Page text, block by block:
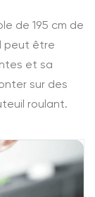
de 195 cm de
peut être
et sa
sur des
roulant.